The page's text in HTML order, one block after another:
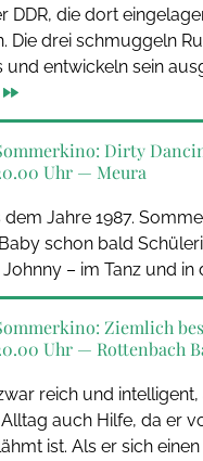
DDR, die dort
Die drei schmuggeln
und entwickeln sein
Dirty
Uhr — Meura
Jahre 1987.
schon bald
– im Tanz und in
Ziemlich
Uhr — Rottenbach
reich und
auch Hilfe, da er
ist. Als er sich